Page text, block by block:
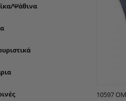
Ψάθινα
10597